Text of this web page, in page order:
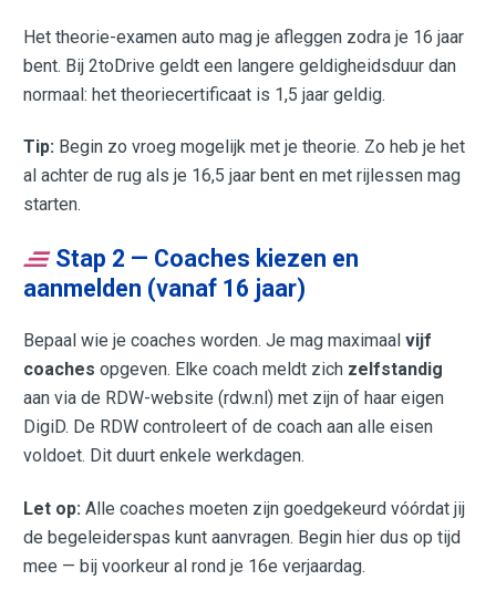
Het theorie-examen auto mag je afleggen zodra je 16 jaar
bent. Bij 2toDrive geldt een langere geldigheidsduur dan
normaal: het theoriecertificaat is 1,5 jaar geldig.
Tip: Begin zo vroeg mogelijk met je theorie. Zo heb je het
al achter de rug als je 16,5 jaar bent en met rijlessen mag
starten.
Stap 2 — Coaches kiezen en
aanmelden (vanaf 16 jaar)
Bepaal wie je coaches worden. Je mag maximaalvijf
coaches opgeven. Elke coach meldt zich zelfstandig
aan via de RDW-website (rdw.nl) met zijn of haar eigen
DigiD. De RDW controleert of de coach aan alle eisen
voldoet. Dit duurt enkele werkdagen.
Let op: Alle coaches moeten zijn goedgekeurd vóórdat jij
de begeleiderspas kunt aanvragen. Begin hier dus op tijd
mee — bij voorkeur al rond je 16e verjaardag.